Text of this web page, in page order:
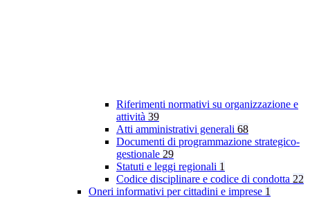
Riferimenti normativi su organizzazione e
attività 39
Atti amministrativi generali 68
Documenti di programmazione strategico-
gestionale 29
Statuti e leggi regionali 1
Codice disciplinare e codice di condotta 22
Oneri informativi per cittadini e imprese 1